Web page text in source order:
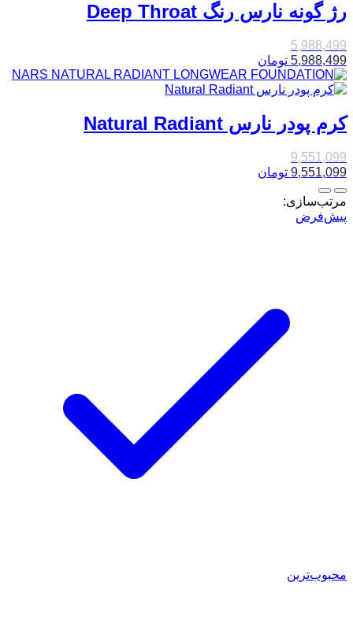
رژ گونه نارس رنگ Deep Throat
5,988,499
5,988,499 تومان
کرم پودر نارس Natural Radiant
9,551,099
9,551,099 تومان
مرتب‌سازی:
پیش‌فرض
محبوب‌ترین